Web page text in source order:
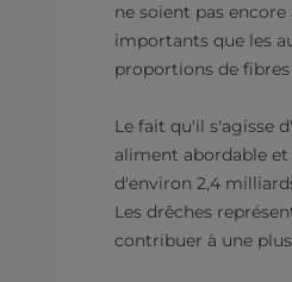
ne soient pas
importants que les
proportions de fibres
Le fait qu'il s'agisse
aliment abordable
d'environ 2,4
Les drêches
contribuer à une